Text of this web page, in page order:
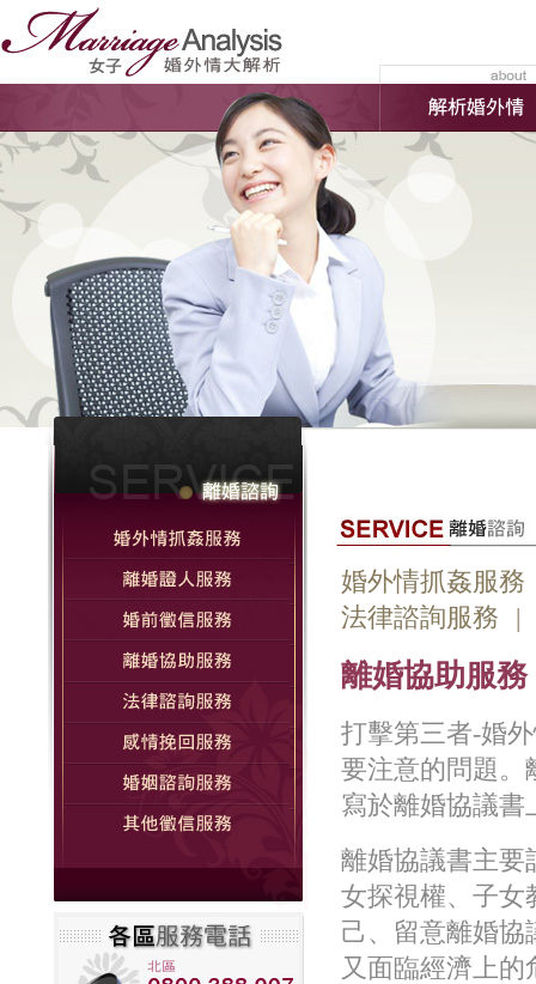
婚外情抓姦服務
法律諮詢服務
|
離婚協助服務
打擊第三者-婚
要注意的問題。
寫於離婚協議書
離婚協議書主要
女探視權、子女
己、留意離婚協
又面臨經濟上的